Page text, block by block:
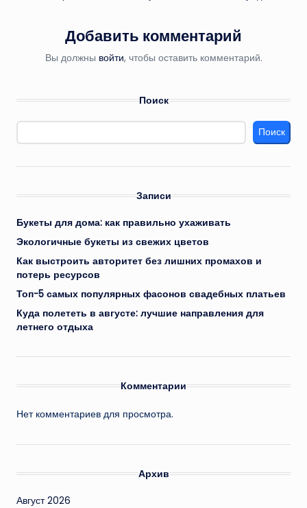
Добавить комментарий
Вы должны войти, чтобы оставить комментарий.
Поиск
Поиск
Записи
Букеты для дома: как правильно ухаживать
Экологичные букеты из свежих цветов
Как выстроить авторитет без лишних промахов и
потерь ресурсов
Топ-5 самых популярных фасонов свадебных платьев
Куда полететь в августе: лучшие направления для
летнего отдыха
Комментарии
Нет комментариев для просмотра.
Архив
Август 2026